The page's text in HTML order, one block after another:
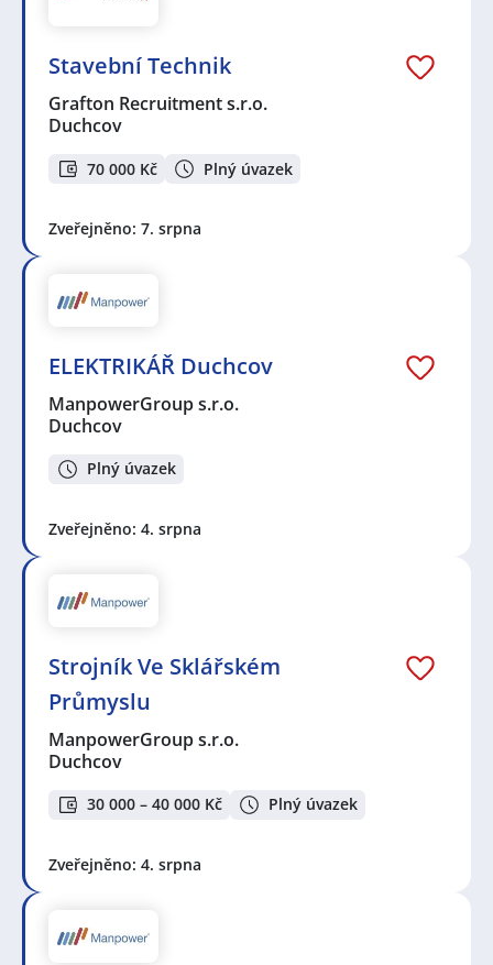
Stavební Technik
Grafton Recruitment s.r.o.
Duchcov
70 000 Kč Plný úvazek
Zveřejněno: 7. srpna
ELEKTRIKÁŘ Duchcov
ManpowerGroup s.r.o.
Duchcov
Plný úvazek
Zveřejněno: 4. srpna
Strojník Ve Sklářském
Průmyslu
ManpowerGroup s.r.o.
Duchcov
30 000 – 40 000 Kč Plný úvazek
Zveřejněno: 4. srpna